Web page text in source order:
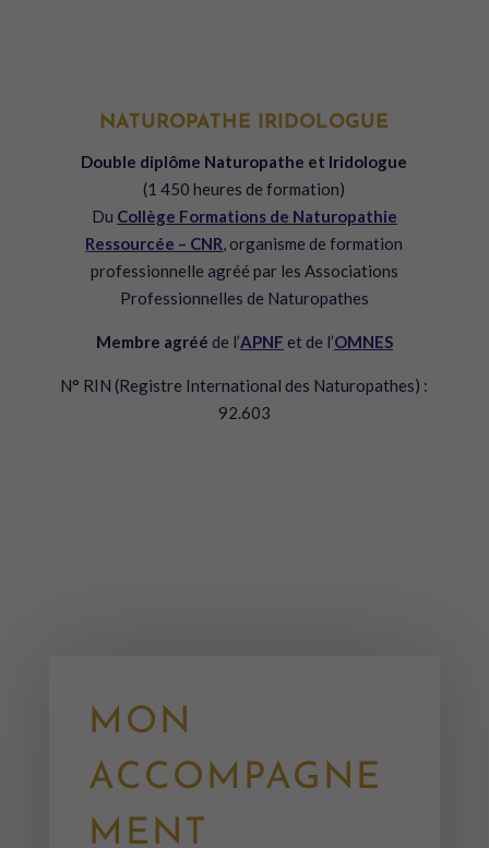
NATUROPATHE IRIDOLOGUE
Double diplôme Naturopathe et Iridologue
(1 450 heures de formation)
Du Collège Formations de Naturopathie
Ressourcée – CNR, organisme de formation
professionnelle agréé par les Associations
Professionnelles de Naturopathes
Membre agréé de l’APNF et de l’OMNES
N° RIN (Registre International des Naturopathes) :
92.603
MON
ACCOMPAGNE
MENT